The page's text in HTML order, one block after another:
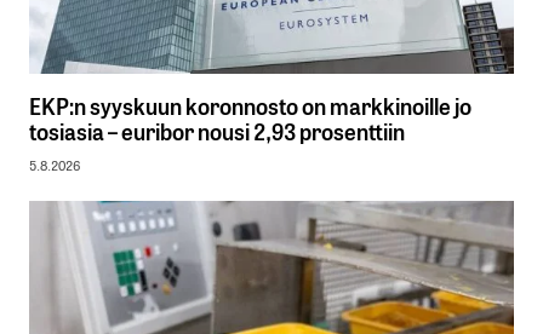
EKP:n syyskuun koronnosto on markkinoille jo
tosiasia – euribor nousi 2,93 prosenttiin
5.8.2026